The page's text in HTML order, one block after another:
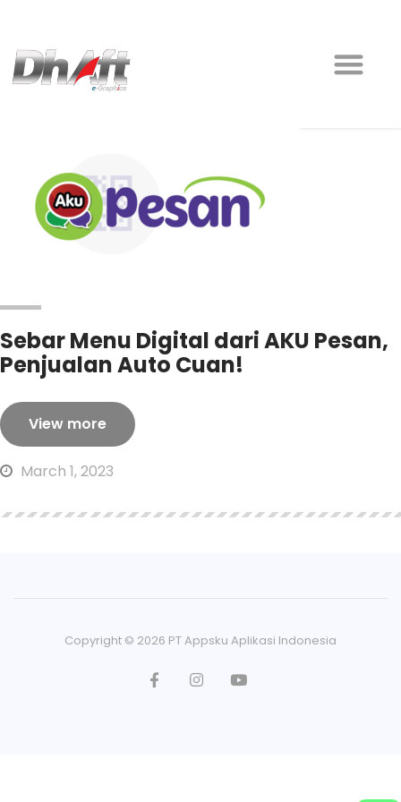
Sebar Menu Digital dari AKU Pesan,
Penjualan Auto Cuan!
View more
March 1, 2023
Copyright © 2026 PT Appsku Aplikasi Indonesia